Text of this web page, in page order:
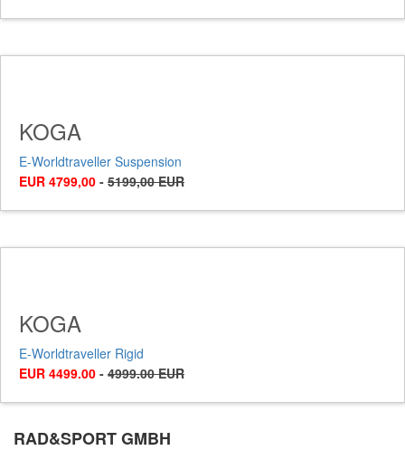
KOGA
E-Worldtraveller Suspension
EUR 4799,00 - 5199,00 EUR
KOGA
E-Worldtraveller Rigid
EUR 4499.00 - 4999.00 EUR
RAD&SPORT GMBH